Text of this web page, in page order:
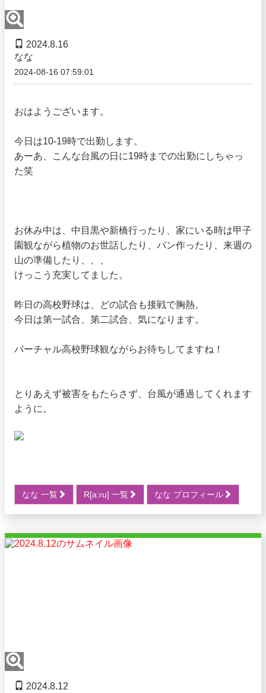
2024.8.16
なな
2024-08-16 07:59:01
おはようございます。
今日は10-19時で出勤します。
あーあ、こんな台風の日に19時までの出勤にしちゃっ
た笑
お休み中は、中目黒や新橋行ったり、家にいる時は甲子
園観ながら植物のお世話したり、パン作ったり、来週の
山の準備したり、、、
けっこう充実してました。
昨日の高校野球は、どの試合も接戦で胸熱。
今日は第一試合、第二試合、気になります。
バーチャル高校野球観ながらお待ちしてますね！
とりあえず被害をもたらさず、台風が通過してくれます
ように。
なな 一覧 R[a:ru] 一覧 なな プロフィール
2024.8.12